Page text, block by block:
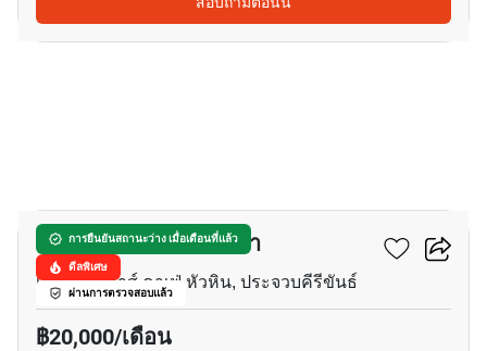
การยืนยันสถานะว่าง เมื่อเดือนที่แล้ว
ดีลพิเศษ
ผ่านการตรวจสอบแล้ว
คาราเพช หัวหิน-เขาเต่า
เมมโมรี่ เฮาส์ คาเฟ่ หัวหิน, ประจวบคีรีขันธ์
฿20,000/เดือน